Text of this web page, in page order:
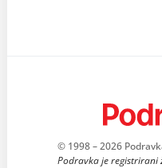
© 1998 – 2026
Podravka je registrirani